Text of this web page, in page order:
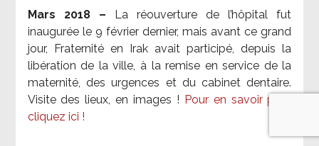
Mars 2018 –
La réouverture de l’hôpital fut
inaugurée le 9 février dernier, mais avant ce grand
jour, Fraternité en Irak avait participé, depuis la
libération de la ville, à la remise en service de la
maternité, des urgences et du cabinet dentaire.
Visite des lieux, en images ! Pour en savoir plus,
cliquez ici !